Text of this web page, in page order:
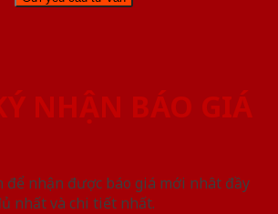
NHẬN BÁO GIÁ
nhận được báo giá mới nhât đầy
nhất và chi tiết nhất.